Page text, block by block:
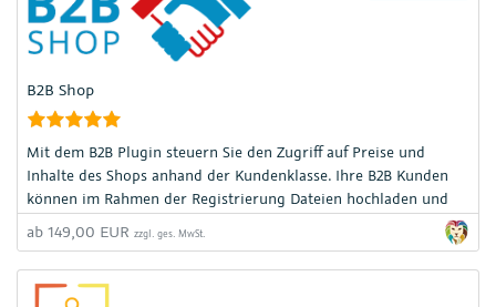
B2B Shop
Mit dem B2B Plugin steuern Sie den Zugriff auf Preise und
Inhalte des Shops anhand der Kundenklasse. Ihre B2B Kunden
können im Rahmen der Registrierung Dateien hochladen und
Sie können sich per E-Mail informieren lassen.
ab 149,00 EUR zzgl. ges. MwSt.